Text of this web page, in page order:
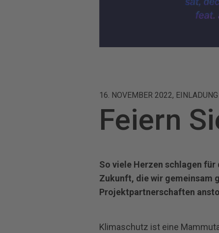
16. NOVEMBER 2022, EINLADUNG
Feiern
So viele Herzen schlagen
Zukunft, die wir gemeinsam
Projektpartnerschaften
Klimaschutz ist eine